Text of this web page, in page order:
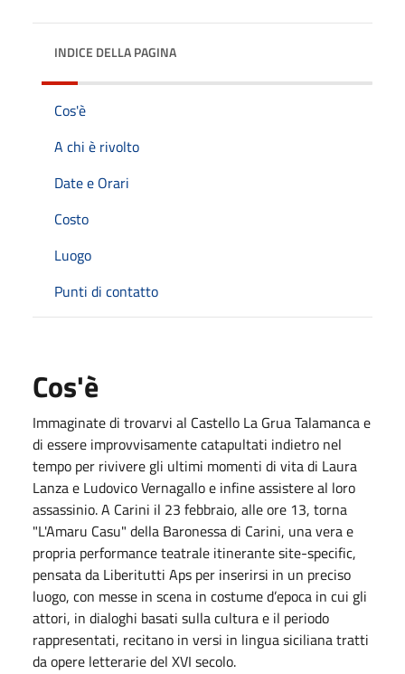
INDICE DELLA PAGINA
Cos'è
A chi è rivolto
Date e Orari
Costo
Luogo
Punti di contatto
Cos'è
Immaginate di trovarvi al Castello La Grua Talamanca e
di essere improvvisamente catapultati indietro nel
tempo per rivivere gli ultimi momenti di vita di Laura
Lanza e Ludovico Vernagallo e infine assistere al loro
assassinio. A Carini il 23 febbraio, alle ore 13, torna
"L'Amaru Casu" della Baronessa di Carini, una vera e
propria performance teatrale itinerante site-specific,
pensata da Liberitutti Aps per inserirsi in un preciso
luogo, con messe in scena in costume d’epoca in cui gli
attori, in dialoghi basati sulla cultura e il periodo
rappresentati, recitano in versi in lingua siciliana tratti
da opere letterarie del XVI secolo.